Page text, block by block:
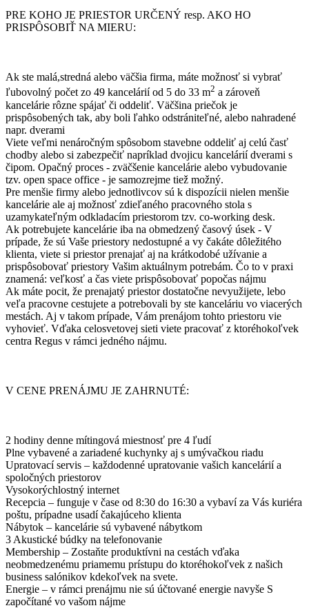
PRE KOHO JE PRIESTOR URČENÝ resp. AKO HO
PRISPÔSOBIŤ NA MIERU:
Ak ste malá,stredná alebo väčšia firma, máte možnosť si vybrať
ľubovolný počet zo 49 kancelárií od 5 do 33 m2 a zároveň
kancelárie rôzne spájať či oddeliť. Väčšina priečok je
prispôsobených tak, aby boli ľahko odstrániteľné, alebo nahradené
napr. dverami
Viete veľmi nenáročným spôsobom stavebne oddeliť aj celú časť
chodby alebo si zabezpečiť napríklad dvojicu kancelárií dverami s
čipom. Opačný proces - zväčšenie kancelárie alebo vybudovanie
tzv. open space office - je samozrejme tiež možný.
Pre menšie firmy alebo jednotlivcov sú k dispozícii nielen menšie
kancelárie ale aj možnosť zdieľaného pracovného stola s
uzamykateľným odkladacím priestorom tzv. co-working desk.
Ak potrebujete kancelárie iba na obmedzený časový úsek - V
prípade, že sú Vaše priestory nedostupné a vy čakáte dôležitého
klienta, viete si priestor prenajať aj na krátkodobé užívanie a
prispôsobovať priestory Vašim aktuálnym potrebám. Čo to v praxi
znamená: veľkosť a čas viete prispôsobovať popočas nájmu
Ak máte pocit, že prenajatý priestor dostatočne nevyužijete, lebo
veľa pracovne cestujete a potrebovali by ste kanceláriu vo viacerých
mestách. Aj v takom prípade, Vám prenájom tohto priestoru vie
vyhovieť. Vďaka celosvetovej sieti viete pracovať z ktoréhokoľvek
centra Regus v rámci jedného nájmu.
V CENE PRENÁJMU JE ZAHRNUTÉ:
2 hodiny denne mítingová miestnosť pre 4 ľudí
Plne vybavené a zariadené kuchynky aj s umývačkou riadu
Upratovací servis – každodenné upratovanie vašich kancelárií a
spoločných priestorov
Vysokorýchlostný internet
Recepcia – funguje v čase od 8:30 do 16:30 a vybaví za Vás kuriéra
poštu, prípadne usadí čakajúceho klienta
Nábytok – kancelárie sú vybavené nábytkom
3 Akustické búdky na telefonovanie
Membership – Zostaňte produktívni na cestách vďaka
neobmedzenému priamemu prístupu do ktoréhokoľvek z našich
business salónikov kdekoľvek na svete.
Energie – v rámci prenájmu nie sú účtované energie navyše S
započítané vo vašom nájme